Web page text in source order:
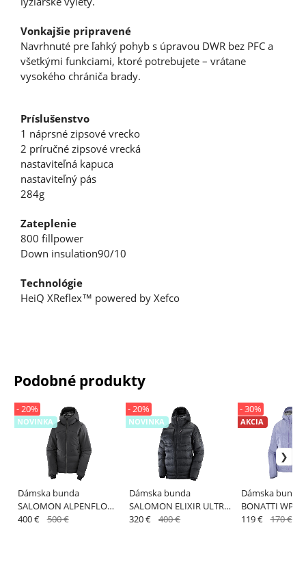
Vonkajšie pripravené
Navrhnuté pre ľahký pohyb s úpravou DWR bez PFC a
všetkými funkciami, ktoré potrebujete – vrátane
vysokého chrániča brady.
Príslušenstvo
1 náprsné zipsové vrecko
2 príručné zipsové vrecká
nastaviteľná kapuca
nastaviteľný pás
284g
Zateplenie
800 fillpower
Down insulation90/10
Technológie
HeiQ XReflex™ powered by Xefco
Podobné produkty
Dámska bunda
SALOMON ALPENFLOW
DOWN JACKET W DEEP
NOVINKA
- 20%
400 € 500 €
Dámska bunda
SALOMON ELIXIR ULTRA
DOWN PARKA W DEEP
NOVINKA
- 20%
320 € 400 €
Dámska bunda
BONATTI WP
Granite
AKCIA
- 30%
119 € 170 €